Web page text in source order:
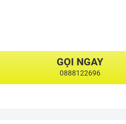
GỌI NGAY
0888122696